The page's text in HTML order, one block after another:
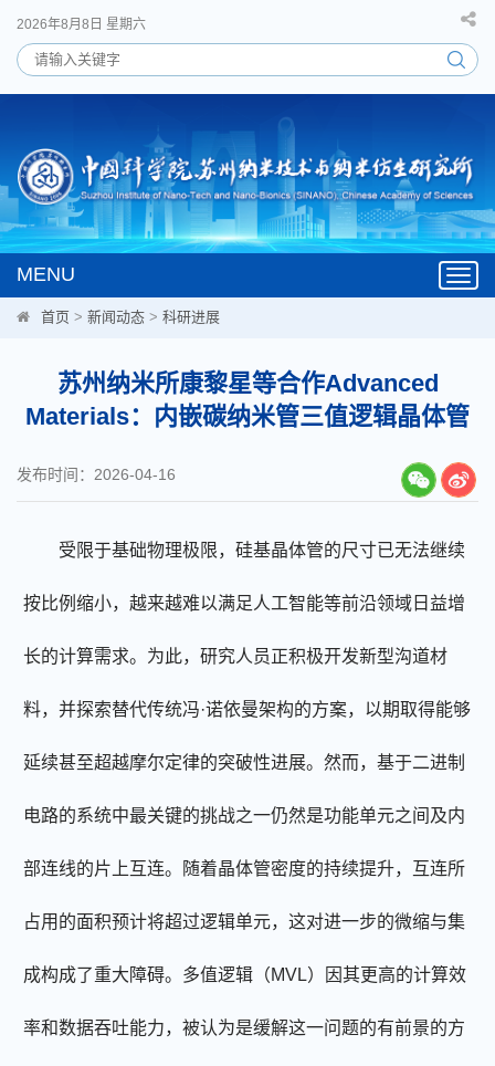
2026年8月8日 星期六
MENU
首页 > 新闻动态 > 科研进展
苏州纳米所康黎星等合作Advanced
Materials：内嵌碳纳米管三值逻辑晶体管
发布时间：2026-04-16
受限于基础物理极限，硅基晶体管的尺寸已无法继续
按比例缩小，越来越难以满足人工智能等前沿领域日益增
长的计算需求。为此，研究人员正积极开发新型沟道材
料，并探索替代传统冯·诺依曼架构的方案，以期取得能够
延续甚至超越摩尔定律的突破性进展。然而，基于二进制
电路的系统中最关键的挑战之一仍然是功能单元之间及内
部连线的片上互连。随着晶体管密度的持续提升，互连所
占用的面积预计将超过逻辑单元，这对进一步的微缩与集
成构成了重大障碍。多值逻辑（MVL）因其更高的计算效
率和数据吞吐能力，被认为是缓解这一问题的有前景的方